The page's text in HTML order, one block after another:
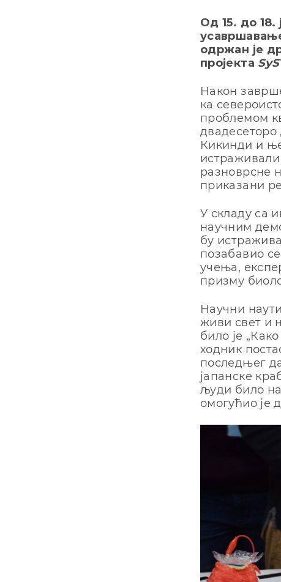
Од 15. до 18.
одржан је
пројекта
Након
ка
проблемом
Кикинди и
разноврсне
приказани
У складу са
научним
бу
позабавио
учења,
призму
Научни
живи свет и
било је
ходник
последњег
јапанске
људи било
омогућио је